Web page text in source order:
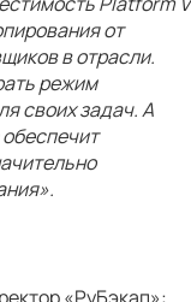
от
в отрасли.
режим
своих задач. А